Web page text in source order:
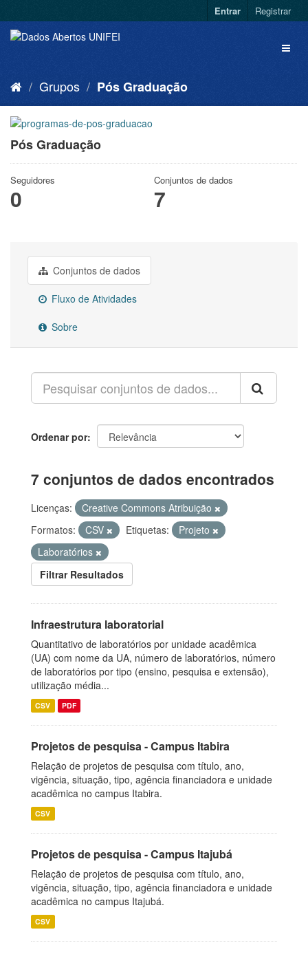
Entrar Registrar
Grupos Pós Graduação
Pós Graduação
Seguidores
0
Conjuntos de dados
7
Conjuntos de dados
Fluxo de Atividades
Sobre
Ordenar por
7 conjuntos de dados encontrados
Licenças:
Creative Commons Atribuição
Formatos:
CSV Etiquetas:
Projeto
Laboratórios
Filtrar Resultados
Infraestrutura laboratorial
Quantitativo de laboratórios por unidade acadêmica
(UA) com nome da UA, número de laboratórios, número
de laboratórios por tipo (ensino, pesquisa e extensão),
utilização média...
CSV PDF
Projetos de pesquisa - Campus Itabira
Relação de projetos de pesquisa com título, ano,
vigência, situação, tipo, agência financiadora e unidade
acadêmica no campus Itabira.
CSV
Projetos de pesquisa - Campus Itajubá
Relação de projetos de pesquisa com título, ano,
vigência, situação, tipo, agência financiadora e unidade
acadêmica no campus Itajubá.
CSV